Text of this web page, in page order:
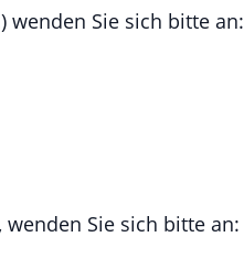
wenden Sie sich bitte an:
, wenden Sie sich bitte an: